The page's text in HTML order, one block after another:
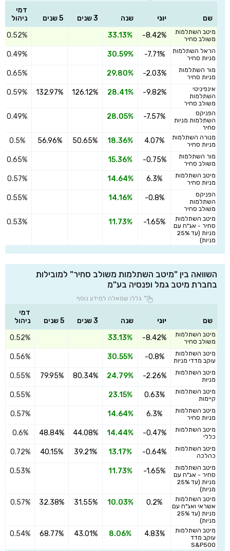
שם יוני שנה 3 שנים 5 שנים
דמי
ניהול
מיטב השתלמות
משולב סחיר
-8.42%
33.13%
0.52%
הראל השתלמות
מניות סחיר
-7.71%
30.59%
0.49%
מור השתלמות
מניות סחיר
-2.03%
29.80%
0.65%
אינפיניטי
השתלמות
משולב סחיר
-9.82%
28.41%
126.12%
132.97%
0.59%
הפניקס
השתלמות מניות
סחיר
-7.57%
28.05%
0.49%
מנורה השתלמות
מניות סחיר
4.07%
18.36%
50.65%
56.96%
0.5%
מור השתלמות
משולב סחיר
-0.75%
15.36%
0.65%
מיטב השתלמות
מניות סחיר
6.3%
14.64%
0.57%
הפניקס
השתלמות
משולב סחיר
-0.8%
14.16%
0.55%
מיטב השתלמות
סחיר - אג"ח עם
מניות (עד 25%
מניות)
-1.65%
11.73%
0.53%
השוואה בין "מיטב השתלמות משולב סחיר" למובילות
בחברת מיטב גמל ופנסיה בע"מ
גללו שמאלה למידע נוסף
שם יוני שנה 3 שנים 5 שנים
דמי
ניהול
מיטב השתלמות
משולב סחיר
-8.42%
33.13%
0.52%
מיטב השתלמות
עוקב מדדי מניות
-0.8%
30.55%
0.56%
מיטב השתלמות
מניות
-2.26%
24.79%
80.34%
79.95%
0.55%
מיטב השתלמות
קיימות
0.63%
23.15%
0.55%
מיטב השתלמות
מניות סחיר
6.3%
14.64%
0.57%
מיטב השתלמות
כללי
-0.47%
14.44%
44.08%
48.84%
0.6%
מיטב השתלמות
כהלכה
-0.64%
13.17%
39.21%
40.15%
0.72%
מיטב השתלמות
סחיר - אג"ח עם
מניות (עד 25%
מניות)
-1.65%
11.73%
0.53%
מיטב השתלמות
אשראי ואג"ח עם
מניות (עד 25%
מניות)
0.2%
10.03%
31.55%
32.38%
0.57%
מיטב השתלמות
עוקב מדד
S&P500
4.83%
8.06%
43.01%
68.77%
0.54%